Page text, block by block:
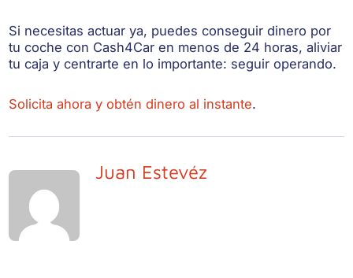
Si necesitas actuar ya, puedes conseguir dinero por
tu coche con Cash4Car en menos de 24 horas, aliviar
tu caja y centrarte en lo importante: seguir operando.
Solicita ahora y obtén dinero al instante.
Juan Estevéz